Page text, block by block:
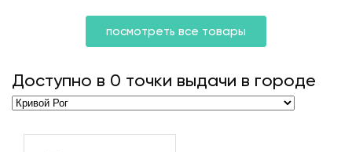
посмотреть все товары
Доступно в 0 точки выдачи в городе